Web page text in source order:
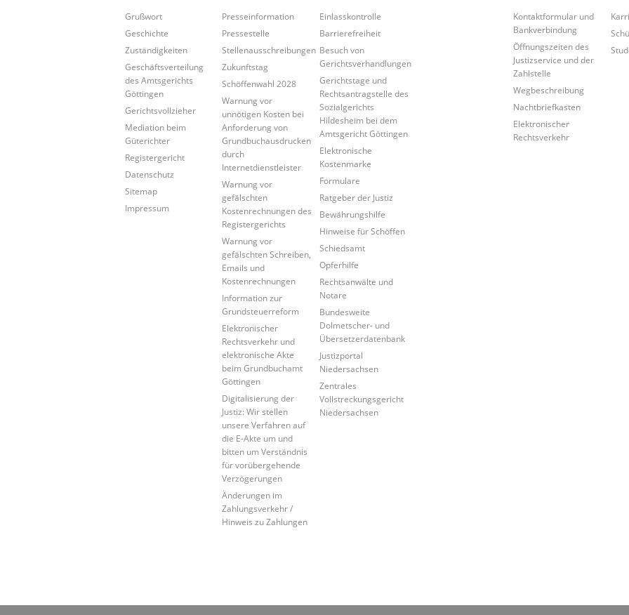
Grußwort
Geschichte
Zuständigkeiten
Geschäftsverteilung
des Amtsgerichts
Göttingen
Gerichtsvollzieher
Mediation beim
Güterichter
Registergericht
Datenschutz
Sitemap
Impressum
Presseinformation
Pressestelle
Stellenausschreibungen
Zukunftstag
Schöffenwahl 2028
Warnung vor
unnötigen Kosten bei
Anforderung von
Grundbuchausdrucken
durch
Internetdienstleister
Warnung vor
gefälschten
Kostenrechnungen des
Registergerichts
Warnung vor
gefälschten Schreiben,
Emails und
Kostenrechnungen
Information zur
Grundsteuerreform
Elektronischer
Rechtsverkehr und
elektronische Akte
beim Grundbuchamt
Göttingen
Digitalisierung der
Justiz: Wir stellen
unsere Verfahren auf
die E-Akte um und
bitten um Verständnis
für vorübergehende
Verzögerungen
Änderungen im
Zahlungsverkehr /
Hinweis zu Zahlungen
Einlasskontrolle
Barrierefreiheit
Besuch von
Gerichtsverhandlungen
Gerichtstage und
Rechtsantragstelle des
Sozialgerichts
Hildesheim bei dem
Amtsgericht Göttingen
Elektronische
Kostenmarke
Formulare
Ratgeber der Justiz
Bewährungshilfe
Hinweise für Schöffen
Schiedsamt
Opferhilfe
Rechtsanwälte und
Notare
Bundesweite
Dolmetscher- und
Übersetzerdatenbank
Justizportal
Niedersachsen
Zentrales
Vollstreckungsgericht
Niedersachsen
Kontaktformular und
Bankverbindung
Öffnungszeiten des
Justizservice und der
Zahlstelle
Wegbeschreibung
Nachtbriefkasten
Elektronischer
Rechtsverkehr